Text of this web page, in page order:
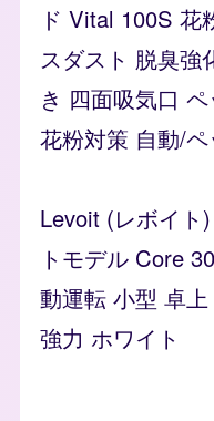
ド Vital 100S 花
スダスト 脱臭強
き 四面吸気口
花粉対策 自動/
Levoit (レボイト
トモデル Core
動運転 小型 卓
強力 ホワイト